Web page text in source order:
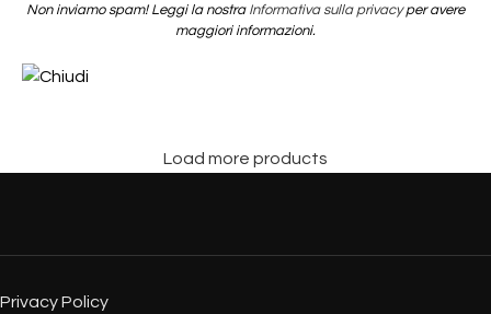
Non inviamo spam! Leggi la nostra Informativa sulla privacyper avere
maggiori informazioni.
Load more products
Privacy Policy